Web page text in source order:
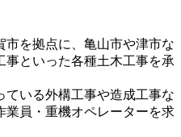
を拠点に、亀山市や津市な
事といった各種土木工事を承
いる外構工事や造成工事な
業員・重機オペレーターを求